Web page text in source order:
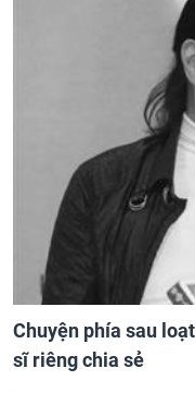
Chuyện phía sau
sĩ riêng chia sẻ